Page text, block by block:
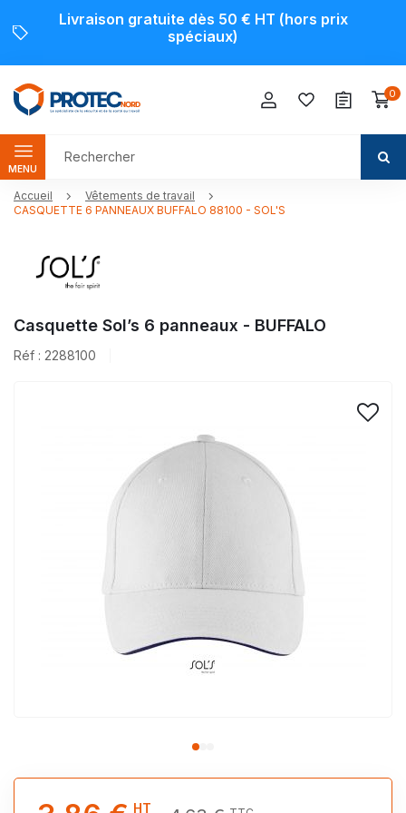
Livraison gratuite dès 50 € HT (hors prix
spéciaux)
0
MENU
Accueil
Vêtements de travail
CASQUETTE 6 PANNEAUX BUFFALO 88100 - SOL'S
Casquette Sol’s 6 panneaux - BUFFALO
Réf : 2288100
HT